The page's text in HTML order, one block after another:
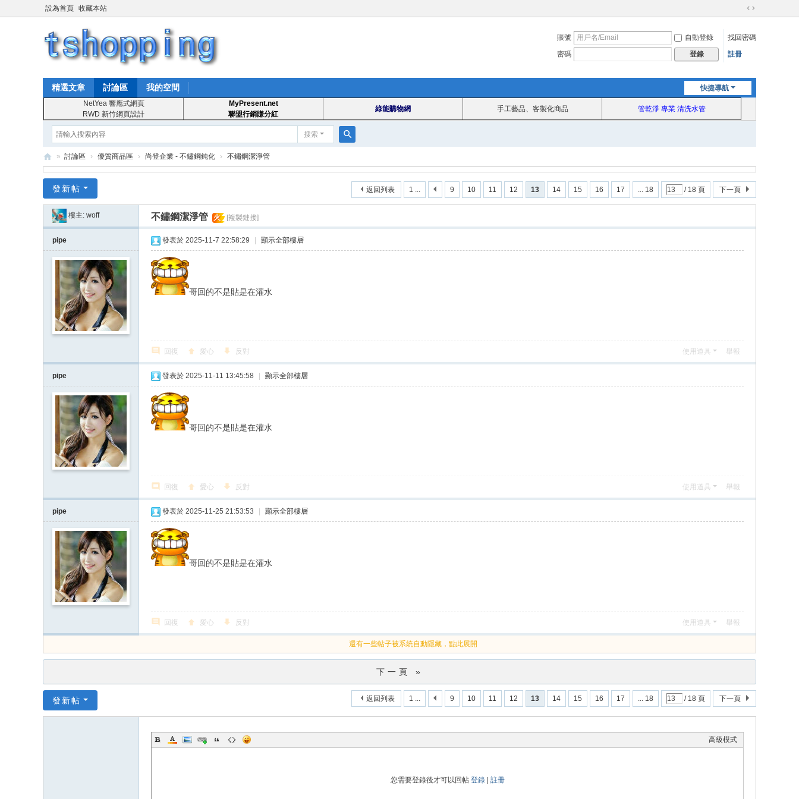
設為首頁 收藏本站
切
到
賬號 自動登錄
找回密碼
密碼
登錄 註冊
快捷導航
精選文章 討論區 我的空間
NetYea 響應式網頁
RWD 新竹網頁設計
MyPresent.net
聯盟行銷賺分紅
綠能購物網 手工藝品、客製化商品 管乾淨 專業 清洗水管
搜索
索
T
ho
pp
» 討論區 › 優質商品區 › 尚登企業 - 不鏽鋼鈍化 › 不鏽鋼潔淨管
1 ... 9 10 11 12 13 14 15 16 17 ... 18 / 18 頁 下一頁
返回列表
發新帖
樓主: woff 不鏽鋼潔淨管 火 [複製鏈接]
pipe 發表於 2025-11-7 22:58:29 顯示全部樓層
哥回的不是貼是在灌水
回復 愛心 反對 使用道具 舉報
pipe 發表於 2025-11-11 13:45:58 顯示全部樓層
哥回的不是貼是在灌水
回復 愛心 反對 使用道具 舉報
pipe 發表於 2025-11-25 21:53:53 顯示全部樓層
哥回的不是貼是在灌水
回復 愛心 反對 使用道具 舉報
還有一些帖子被系統自動隱藏，點此展開
下一頁 »
1 ... 9 10 11 12 13 14 15 16 17 ... 18 / 18 頁 下一頁
返回列表
發新帖
高級模式
您需要登錄後才可以回帖 登錄| 註冊